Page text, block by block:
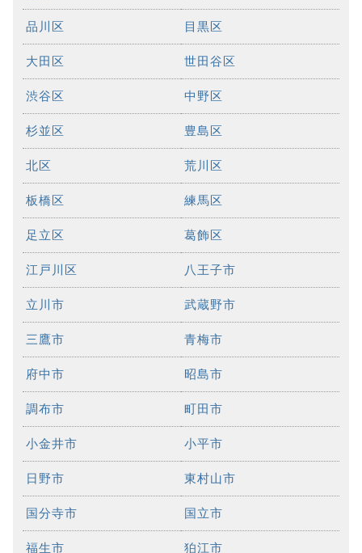
品川区 目黒区
大田区 世田谷区
渋谷区 中野区
杉並区 豊島区
北区 荒川区
板橋区 練馬区
足立区 葛飾区
江戸川区 八王子市
立川市 武蔵野市
三鷹市 青梅市
府中市 昭島市
調布市 町田市
小金井市 小平市
日野市 東村山市
国分寺市 国立市
福生市 狛江市